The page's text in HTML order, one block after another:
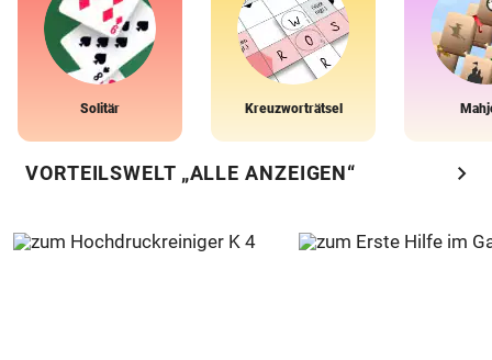
Solitär Kreuzworträtsel
VORTEILSWELT „ALLE ANZEIGEN“ chevron_right